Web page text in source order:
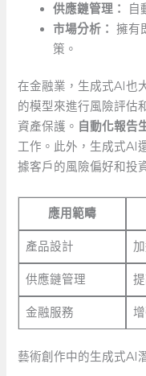
供應鏈管理：
自
市場分析： 擁有
策。
在金融業，生成式AI也
的模型來進行風險評估
資產保護。 自動化報告
工作。此外，生成式AI
據客戶的風險偏好和投
應用範疇
產品設計
供應鏈管理
金融服務
藝術創作中的生成式AI